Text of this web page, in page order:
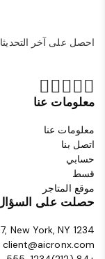
احصل على آخر
معلومات عنا
معلومات عنا
اتصل بنا
حسابي
قسط
موقع المتاجر
حصلت على السؤال؟
1234 Fashion Street, Suite 567, New York, NY
client@aicronx.com